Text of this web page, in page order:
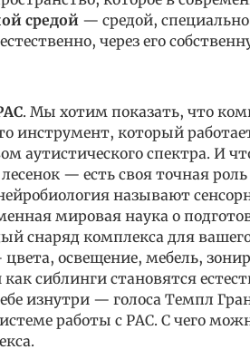
средой — средой,
через его
. Мы хотим показать, что
инструмент, который
аутистического спектра. И
— есть своя точная
называют
мировая наука о
снаряд комплекса для
освещение, мебель,
сиблинги становятся
изнутри — голоса Темпл
работы с РАС. С чего